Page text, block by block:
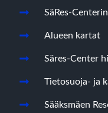
SäRes-
Alueen kartat
Säres-Center
Tietosuoja- ja
Sääksmäen